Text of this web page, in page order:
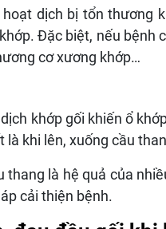
dịch bị tổn thương
Đặc biệt, nếu bệnh
cơ xương khớp…
khớp gối khiến ổ
là khi lên, xuống cầu
thang là hệ quả của
cải thiện bệnh.